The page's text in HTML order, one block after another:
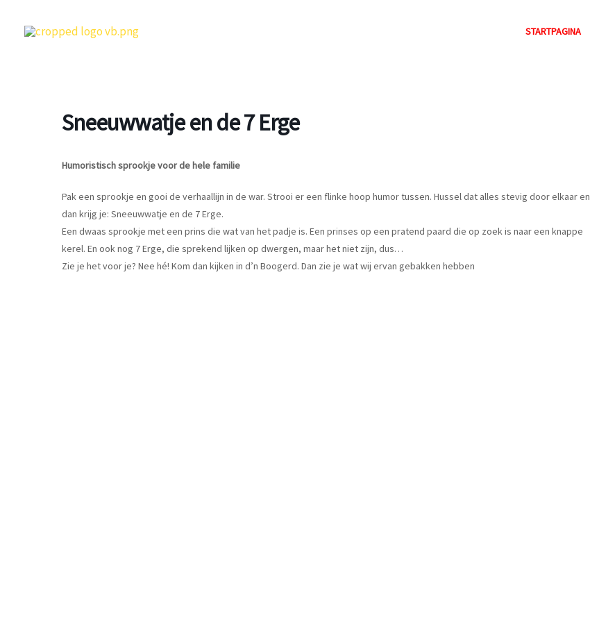
STARTPAGINA
Sneeuwwatje en de 7 Erge
Humoristisch sprookje voor de hele familie
Pak een sprookje en gooi de verhaallijn in de war. Strooi er een flinke hoop humor tussen. Hussel dat alles stevig door elkaar en
dan krijg je: Sneeuwwatje en de 7 Erge.
Een dwaas sprookje met een prins die wat van het padje is. Een prinses op een pratend paard die op zoek is naar een knappe
kerel. En ook nog 7 Erge, die sprekend lijken op dwergen, maar het niet zijn, dus…
Zie je het voor je? Nee hé! Kom dan kijken in d’n Boogerd. Dan zie je wat wij ervan gebakken hebben